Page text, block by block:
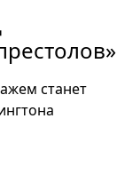
станет